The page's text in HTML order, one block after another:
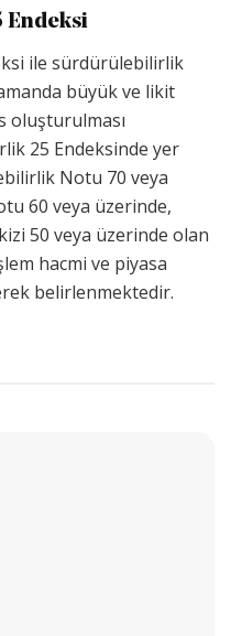
Endeksi
ile sürdürülebilirlik
büyük ve likit
oluşturulması
25 Endeksinde yer
Notu 70 veya
60 veya üzerinde,
50 veya üzerinde olan
hacmi ve piyasa
belirlenmektedir.